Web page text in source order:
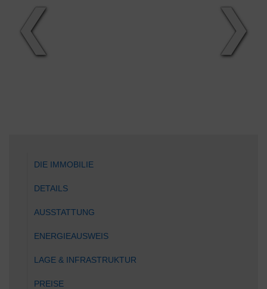
❮ ❯
DIE IMMOBILIE
DETAILS
AUSSTATTUNG
ENERGIEAUSWEIS
LAGE & INFRASTRUKTUR
PREISE